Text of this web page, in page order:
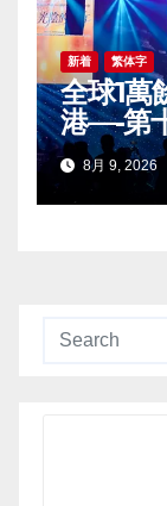
新着 繁体字
全球1萬
港—-第
暨2026
辦8月 9, 2026